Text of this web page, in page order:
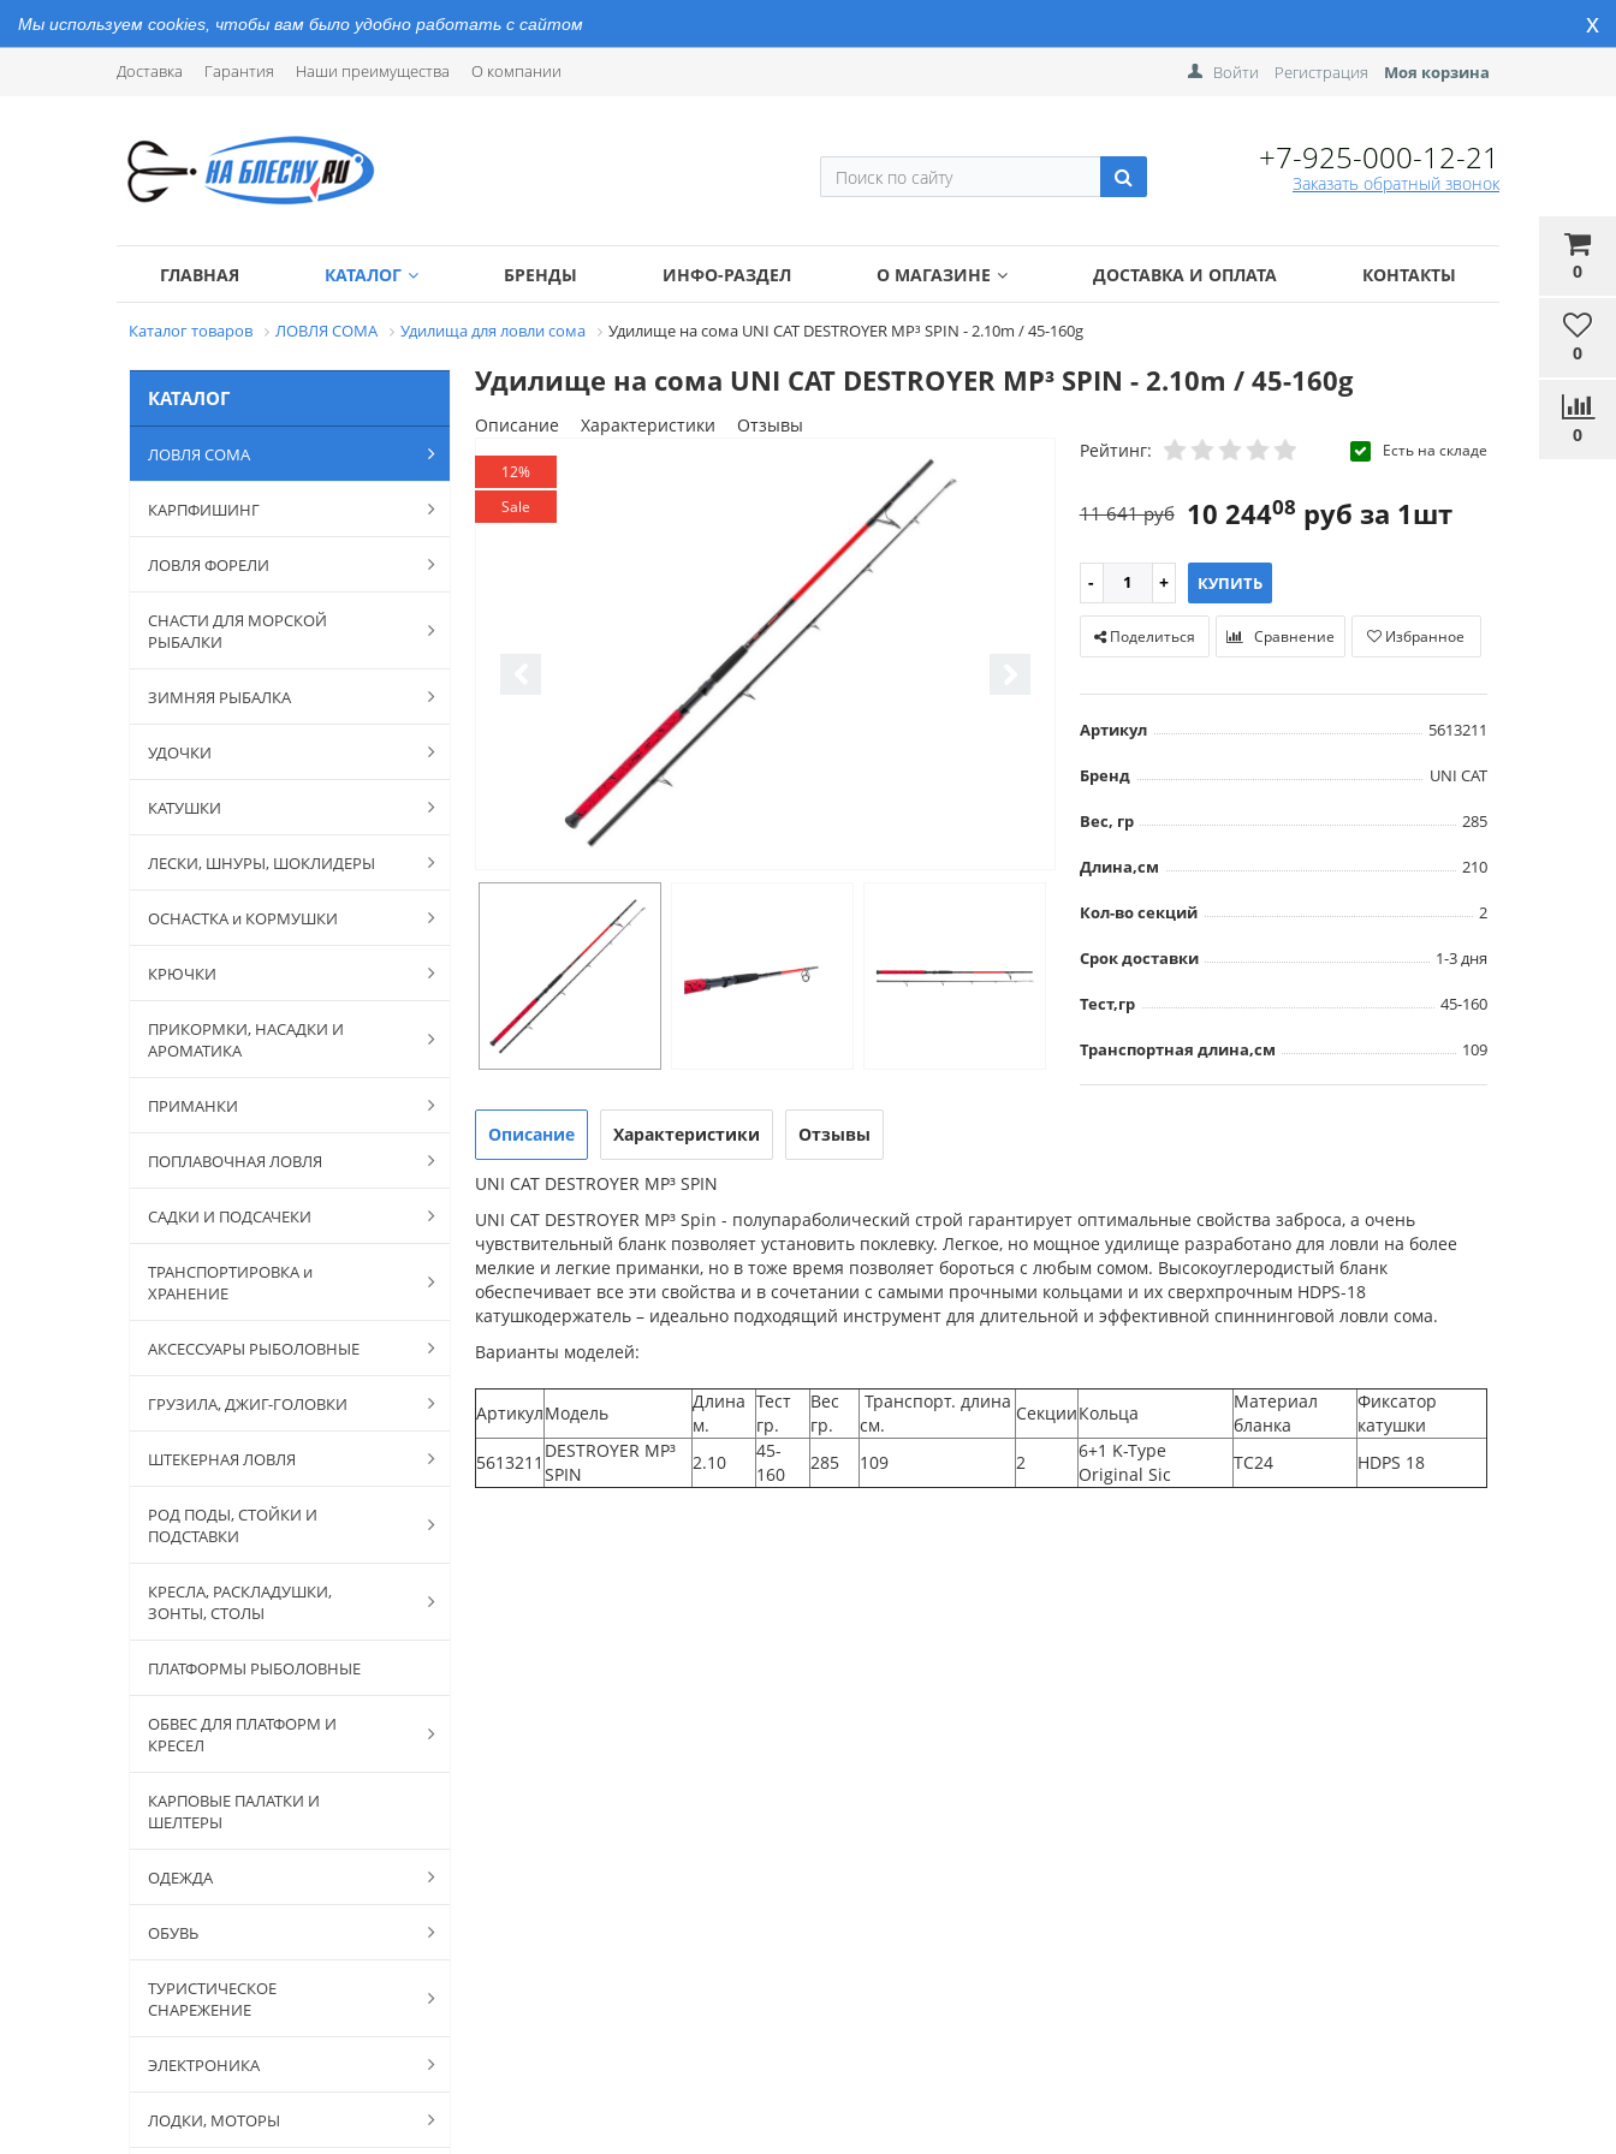
Мы используем cookies, чтобы вам было удобно работать с сайтом x
Доставка Гарантия Наши преимущества О компании
0
0
0
Войти Регистрация Моя корзина
+7-925-000-12-21
Заказать обратный звонок
ГЛАВНАЯ КАТАЛОГ БРЕНДЫ ИНФО-РАЗДЕЛ О МАГАЗИНЕ ДОСТАВКА И ОПЛАТА КОНТАКТЫ
Каталог товаров ЛОВЛЯ СОМА Удилища для ловли сома Удилище на сома UNI CAT DESTROYER MP³ SPIN - 2.10m / 45-160g
КАТАЛОГ
ЛОВЛЯ СОМА
КАРПФИШИНГ
ЛОВЛЯ ФОРЕЛИ
СНАСТИ ДЛЯ МОРСКОЙ
РЫБАЛКИ
ЗИМНЯЯ РЫБАЛКА
УДОЧКИ
КАТУШКИ
ЛЕСКИ, ШНУРЫ, ШОКЛИДЕРЫ
ОСНАСТКА и КОРМУШКИ
КРЮЧКИ
ПРИКОРМКИ, НАСАДКИ И
АРОМАТИКА
ПРИМАНКИ
ПОПЛАВОЧНАЯ ЛОВЛЯ
САДКИ И ПОДСАЧЕКИ
ТРАНСПОРТИРОВКА и
ХРАНЕНИЕ
АКСЕССУАРЫ РЫБОЛОВНЫЕ
ГРУЗИЛА, ДЖИГ-ГОЛОВКИ
ШТЕКЕРНАЯ ЛОВЛЯ
РОД ПОДЫ, СТОЙКИ И
ПОДСТАВКИ
КРЕСЛА, РАСКЛАДУШКИ,
ЗОНТЫ, СТОЛЫ
ПЛАТФОРМЫ РЫБОЛОВНЫЕ
ОБВЕС ДЛЯ ПЛАТФОРМ И
КРЕСЕЛ
КАРПОВЫЕ ПАЛАТКИ И
ШЕЛТЕРЫ
ОДЕЖДА
ОБУВЬ
ТУРИСТИЧЕСКОЕ
СНАРЕЖЕНИЕ
ЭЛЕКТРОНИКА
ЛОДКИ, МОТОРЫ
Удилище на сома UNI CAT DESTROYER MP³ SPIN - 2.10m / 45-160g
Описание Характеристики Отзывы
12%
Sale
Рейтинг: Есть на складе
10 24408 руб за 1шт
11 641 руб
КУПИТЬ
Поделиться Сравнение Избранное
Артикул 5613211
Бренд UNI CAT
Вес, гр 285
Длина,см 210
Кол-во секций 2
Срок доставки 1-3 дня
Тест,гр 45-160
Транспортная длина,см 109
Описание Характеристики Отзывы
UNI CAT DESTROYER MP³ SPIN
UNI CAT DESTROYER MP³ Spin - полупараболический строй гарантирует оптимальные свойства заброса, а очень
чувствительный бланк позволяет установить поклевку. Легкое, но мощное удилище разработано для ловли на более
мелкие и легкие приманки, но в тоже время позволяет бороться с любым сомом. Высокоуглеродистый бланк
обеспечивает все эти свойства и в сочетании с самыми прочными кольцами и их сверхпрочным HDPS-18
катушкодержатель – идеально подходящий инструмент для длительной и эффективной спиннинговой ловли сома.
Варианты моделей:
АртикулМодель
Длина
м.
Тест
гр.
Вес
гр.
Транспорт. длина
см.
СекцииКольца
Материал
бланка
Фиксатор
катушки
5613211
DESTROYER MP³
SPIN
2.10
45-
160
285 109 2
6+1 K-Type
Original Sic
TC24 HDPS 18